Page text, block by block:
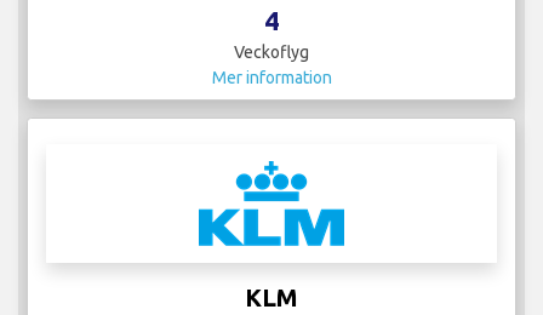
4
Veckoflyg
Mer information
KLM